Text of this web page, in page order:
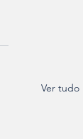
Ver tudo